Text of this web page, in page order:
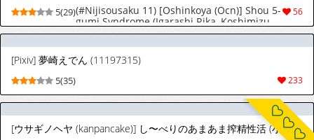
56
5(29)(#Nijisousaku 11) [Oshinkoya (Ocn)] Shou 5-
gumi Syndrome (Igarashi Rika, Koshimizu
Toru)
[Pixiv] 夢崎えでん (11197315)
233
5(35)
[ウサギノヘヤ (kanpancake)] し〜べりのあまあま搾精性活 (小清水透、早乙女ベリー) [DL版]